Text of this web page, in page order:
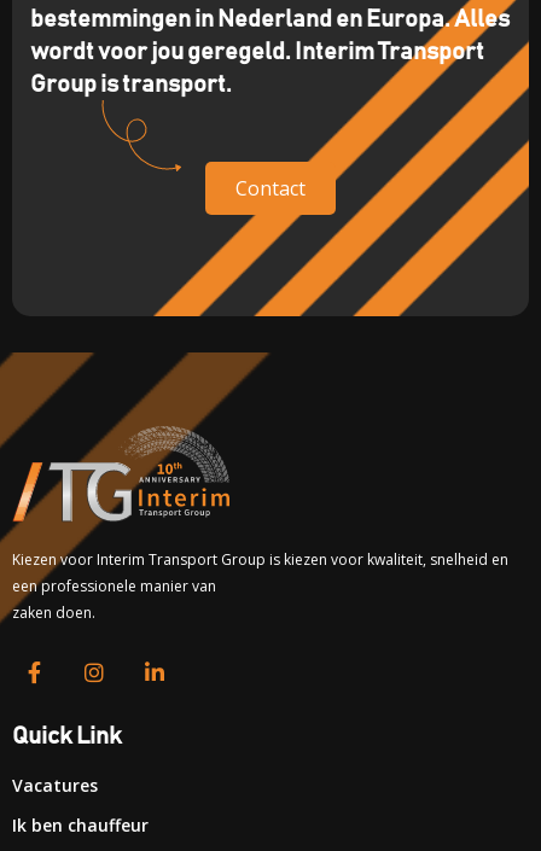
bestemmingen in Nederland en Europa. Alles
wordt voor jou geregeld. Interim Transport
Group is transport.
Contact
Kiezen voor Interim Transport Group is kiezen voor kwaliteit, snelheid en
een professionele manier van
zaken doen.
Quick Link
Vacatures
Ik ben chauffeur